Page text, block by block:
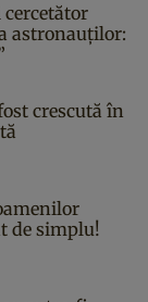
astronauților:
crescută în
de simplu!